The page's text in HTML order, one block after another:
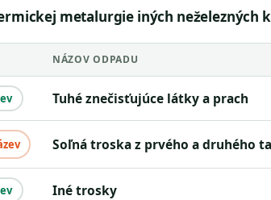
metalurgie iných neželezných
NÁZOV ODPADU
tuhé znečisťujúce látky a prach
soľná troska z prvého a druhého
iné trosky